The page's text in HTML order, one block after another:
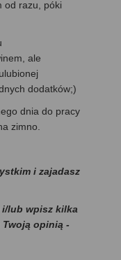
od razu, póki
ale
dodatków;)
dnia do pracy
zimno.
i zajadasz
lub wpisz kilka
Twoją opinią -